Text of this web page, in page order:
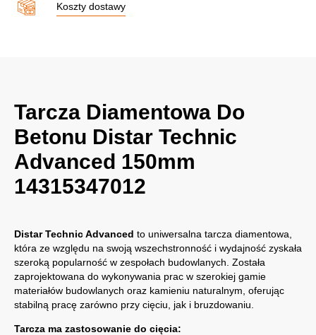
Koszty dostawy
Tarcza Diamentowa Do
Betonu Distar Technic
Advanced 150mm
14315347012
Distar Technic Advanced to uniwersalna tarcza diamentowa,
która ze względu na swoją wszechstronność i wydajność zyskała
szeroką popularność w zespołach budowlanych. Została
zaprojektowana do wykonywania prac w szerokiej gamie
materiałów budowlanych oraz kamieniu naturalnym, oferując
stabilną pracę zarówno przy cięciu, jak i bruzdowaniu.
Tarcza ma zastosowanie do cięcia: